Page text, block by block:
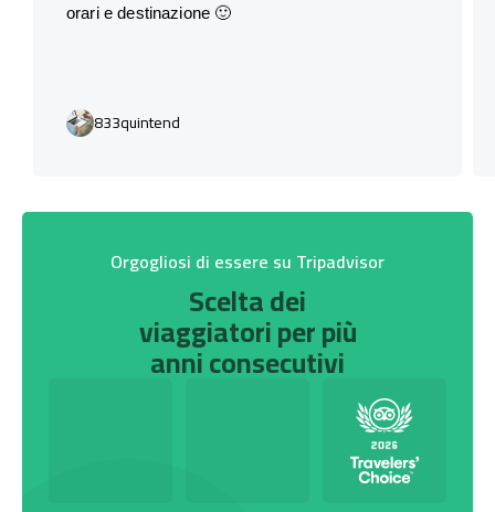
orari e destinazione 🙂
833quintend
Orgogliosi di essere su Tripadvisor
Scelta dei
viaggiatori per più
anni consecutivi